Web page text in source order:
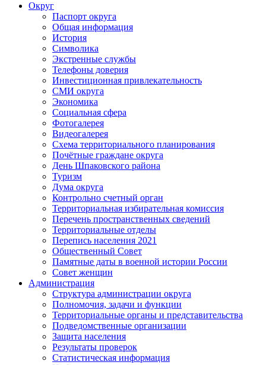
Округ
Паспорт округа
Общая информация
История
Символика
Экстренные службы
Телефоны доверия
Инвестиционная привлекательность
СМИ округа
Экономика
Социальная сфера
Фотогалерея
Видеогалерея
Схема территориального планирования
Почётные граждане округа
День Шпаковского района
Туризм
Дума округа
Контрольно счетный орган
Территориальная избирательная комиссия
Перечень пространственных сведений
Территориальные отделы
Перепись населения 2021
Общественный Совет
Памятные даты в военной истории России
Совет женщин
Администрация
Структура администрации округа
Полномочия, задачи и функции
Территориальные органы и представительства
Подведомственные организации
Защита населения
Результаты проверок
Статистическая информация